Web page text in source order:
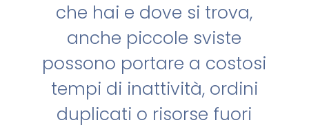
che hai e dove si trova,
anche piccole sviste
possono portare a costosi
tempi di inattività, ordini
duplicati o risorse fuori